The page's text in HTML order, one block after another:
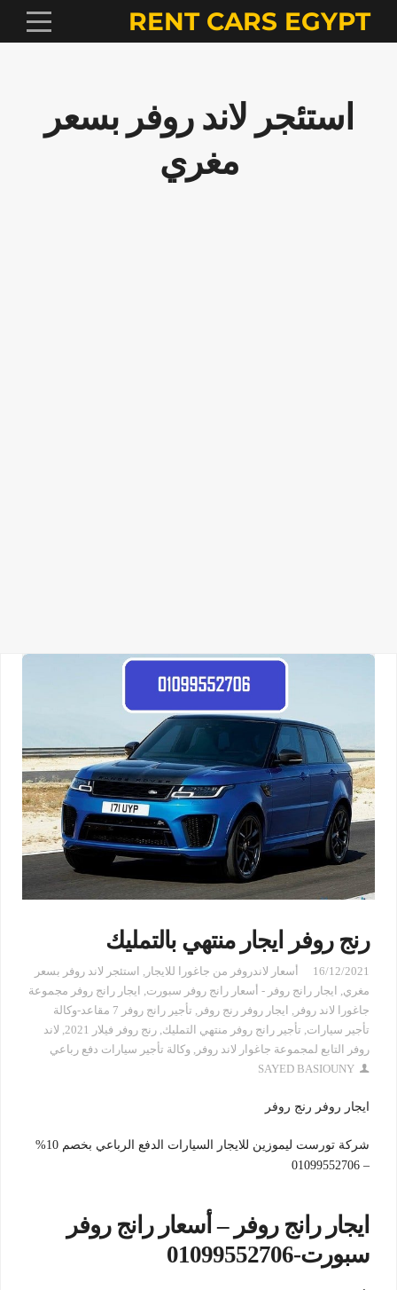
RENT CARS EGYPT
استئجر لاند روفر بسعر
مغري
رنج روفر ايجار منتهي بالتمليك
16/12/2021 أسعار لاندروفر من جاغورا للايجار , استئجر لاند روفر بسعر
مغري, ايجار رانج روفر - أسعار رانج روفر سبورت, ايجار رانج روفر مجموعة
جاغورا لاند روفر , ايجار روفر رنج روفر ,
تأجير رانج روفر 7 مقاعد-وكالة
تأجير سيارات, تأجير رانج روفر منتهي التمليك, رنج روفر فيلار 2021 , لاند
روفر التابع لمجموعة جاغوار لاند روفر , وكالة تأجير سيارات دفع رباعي
SAYED BASIOUNY
ايجار روفر رنج روفر
شركة تورست ليموزين للايجار السيارات الدفع الرباعي بخصم 10%
– 01099552706
ايجار رانج روفر – أسعار رانج روفر
سبورت-01099552706